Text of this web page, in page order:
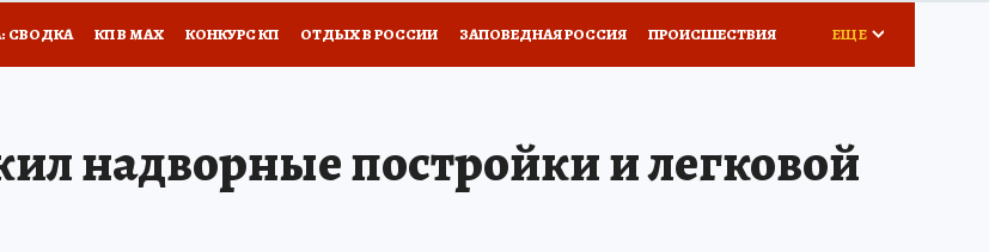
СВОДКА КП В МАХ КОНКУРС КП ОТДЫХ В РОССИИ ЗАПОВЕДНАЯ РОССИЯ ПРОИСШЕСТВИЯ ЕЩЕ
надворные постройки и легковой